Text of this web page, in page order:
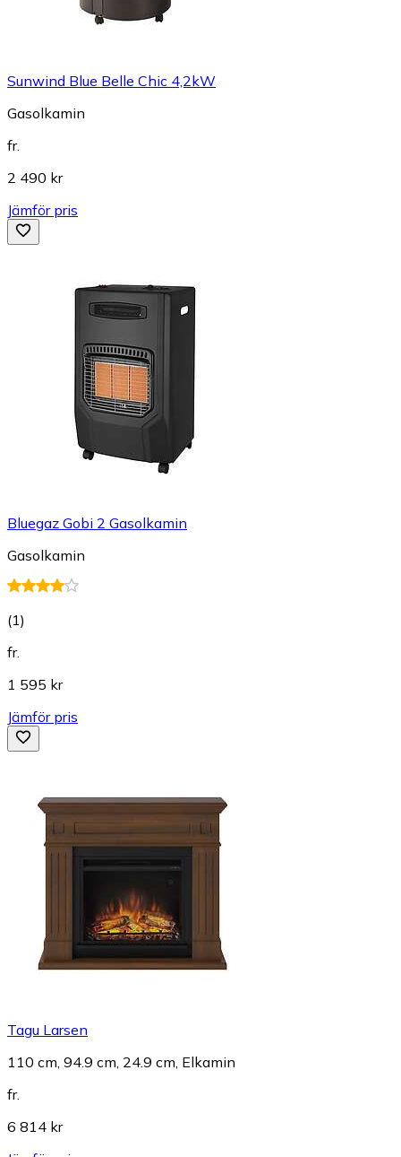
Sunwind Blue Belle Chic 4,2kW
Gasolkamin
fr.
2 490 kr
Jämför pris
Bluegaz Gobi 2 Gasolkamin
Gasolkamin
(1)
fr.
1 595 kr
Jämför pris
Tagu Larsen
110 cm, 94.9 cm, 24.9 cm, Elkamin
fr.
6 814 kr